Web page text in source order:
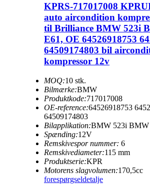
KPRS-717017008
auto aircondition
til Brilliance BMW 523i
E61, OE 64526918753
64509174803 bil
kompressor 12v
MOQ:10 stk.
Bilmærke:BMW
Produktkode:717017008
OE-reference:64526918753
64509174803
Bilapplikation:BMW 523i BMW
Spænding:12V
Remskivespor nummer: 6
Remskivediameter:115 mm
Produktserie:KPR
Motorens slagvolumen:170,5cc
forespørgseldetalje